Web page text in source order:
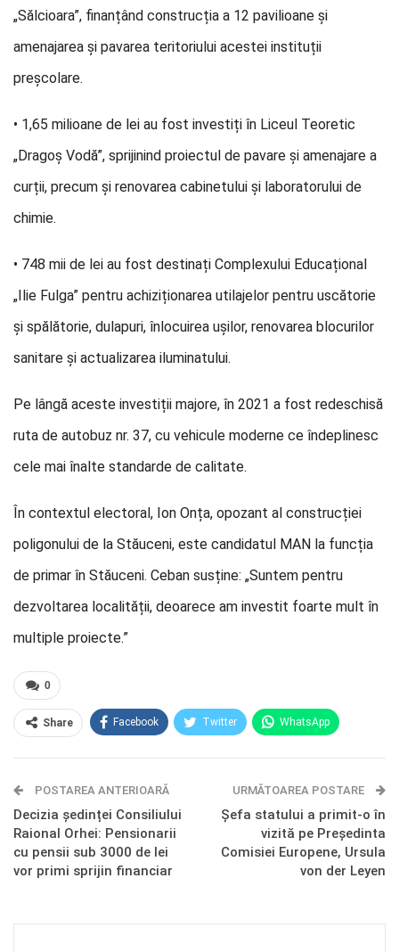
„Sălcioara”, finanțând construcția a 12 pavilioane și
amenajarea și pavarea teritoriului acestei instituții
preșcolare.
• 1,65 milioane de lei au fost investiți în Liceul Teoretic
„Dragoș Vodă”, sprijinind proiectul de pavare și amenajare a
curții, precum și renovarea cabinetului și laboratorului de
chimie.
• 748 mii de lei au fost destinați Complexului Educațional
„Ilie Fulga” pentru achiziționarea utilajelor pentru uscătorie
și spălătorie, dulapuri, înlocuirea ușilor, renovarea blocurilor
sanitare și actualizarea iluminatului.
Pe lângă aceste investiții majore, în 2021 a fost redeschisă
ruta de autobuz nr. 37, cu vehicule moderne ce îndeplinesc
cele mai înalte standarde de calitate.
În contextul electoral, Ion Onța, opozant al construcției
poligonului de la Stăuceni, este candidatul MAN la funcția
de primar în Stăuceni. Ceban susține: „Suntem pentru
dezvoltarea localității, deoarece am investit foarte mult în
multiple proiecte.”
0
Share Facebook Twitter WhatsApp
Telegram OK.ru
POSTAREA ANTERIOARĂ
Decizia ședinței Consiliului
Raional Orhei: Pensionarii
cu pensii sub 3000 de lei
vor primi sprijin financiar
URMĂTOAREA POSTARE
Șefa statului a primit-o în
vizită pe Președinta
Comisiei Europene, Ursula
von der Leyen